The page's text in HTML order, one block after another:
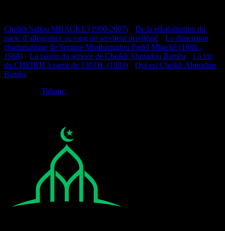
Cheikh Saliou MBACKE (1990-2007)
De la réhabilitation du
pacte d’allégeance au rang de serviteur privilégié
La dimension
charismatique de Serigne Mouhamadou Fadel Mbacké (1888 -
1968)
La raison du service de Cheikh Ahmadou Bamba
La vie
du CHEIKH à partir de 1301H. (1883)
Qui est Cheikh Ahmadou
Bamba
Tidiane.